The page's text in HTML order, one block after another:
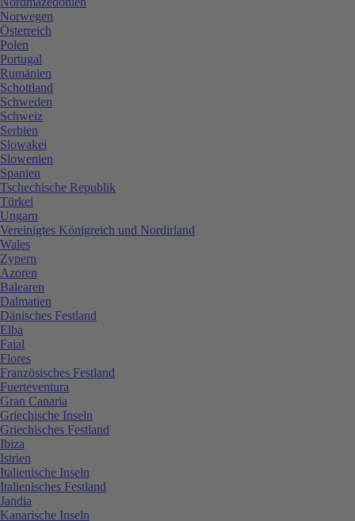
Norwegen
Österreich
Polen
Portugal
Rumänien
Schottland
Schweden
Schweiz
Serbien
Slowakei
Slowenien
Spanien
Tschechische Republik
Türkei
Ungarn
Vereinigtes Königreich und Nordirland
Wales
Zypern
Azoren
Balearen
Dalmatien
Dänisches Festland
Elba
Faial
Flores
Französisches Festland
Fuerteventura
Gran Canaria
Griechische Inseln
Griechisches Festland
Ibiza
Istrien
Italienische Inseln
Italienisches Festland
Jandia
Kanarische Inseln